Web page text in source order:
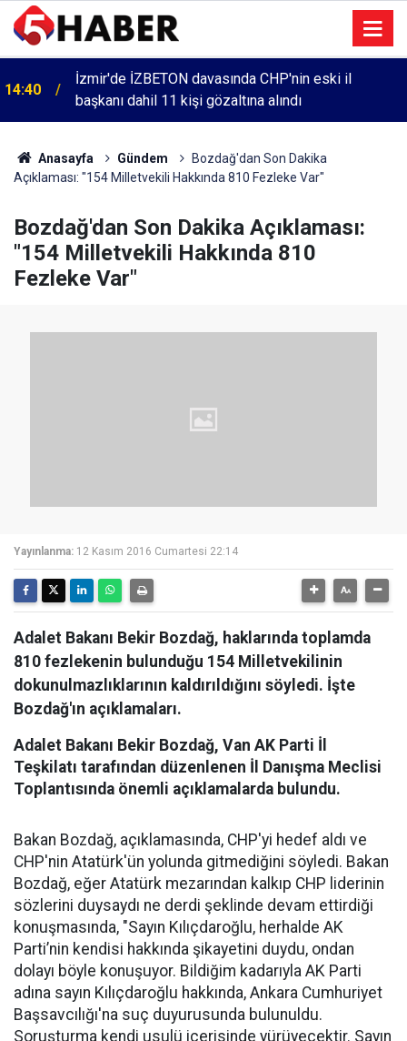
14:40
İzmir'de İZBETON davasında CHP'nin eski il
başkanı dahil 11 kişi gözaltına alındı
Anasayfa Gündem
Bozdağ'dan Son Dakika
Açıklaması: "154 Milletvekili Hakkında 810 Fezleke Var"
Bozdağ'dan Son Dakika Açıklaması:
"154 Milletvekili Hakkında 810
Fezleke Var"
Yayınlanma: 12 Kasım 2016 Cumartesi 22:14
Adalet Bakanı Bekir Bozdağ, haklarında toplamda
810 fezlekenin bulunduğu 154 Milletvekilinin
dokunulmazlıklarının kaldırıldığını söyledi. İşte
Bozdağ'ın açıklamaları.
Adalet Bakanı Bekir Bozdağ, Van AK Parti İl
Teşkilatı tarafından düzenlenen İl Danışma Meclisi
Toplantısında önemli açıklamalarda bulundu.
Bakan Bozdağ, açıklamasında, CHP'yi hedef aldı ve
CHP'nin Atatürk'ün yolunda gitmediğini söyledi. Bakan
Bozdağ, eğer Atatürk mezarından kalkıp CHP liderinin
sözlerini duysaydı ne derdi şeklinde devam ettirdiği
konuşmasında, "Sayın Kılıçdaroğlu, herhalde AK
Parti’nin kendisi hakkında şikayetini duydu, ondan
dolayı böyle konuşuyor. Bildiğim kadarıyla AK Parti
adına sayın Kılıçdaroğlu hakkında, Ankara Cumhuriyet
Başsavcılığı'na suç duyurusunda bulunuldu.
Soruşturma kendi usulü içerisinde yürüyecektir. Sayın